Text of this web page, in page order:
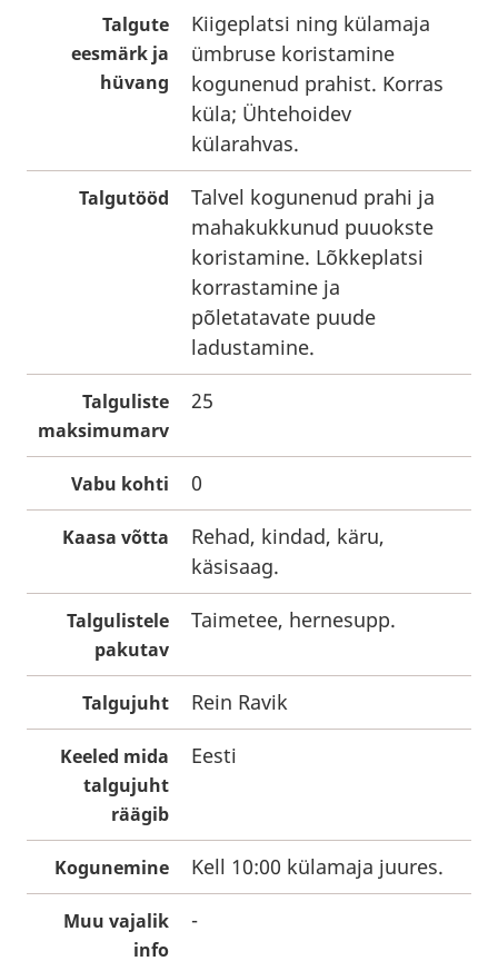
Talgute
eesmärk ja
hüvang
Kiigeplatsi ning külamaja
ümbruse koristamine
kogunenud prahist. Korras
küla; Ühtehoidev
külarahvas.
Talgutööd
Talvel kogunenud prahi ja
mahakukkunud puuokste
koristamine. Lõkkeplatsi
korrastamine ja
põletatavate puude
ladustamine.
Talguliste
maksimumarv
25
Vabu kohti 0
Kaasa võtta
Rehad, kindad, käru,
käsisaag.
Talgulistele
pakutav
Taimetee, hernesupp.
Talgujuht Rein Ravik
Keeled mida
talgujuht
räägib
Eesti
Kogunemine Kell 10:00 külamaja juures.
Muu vajalik
info
-